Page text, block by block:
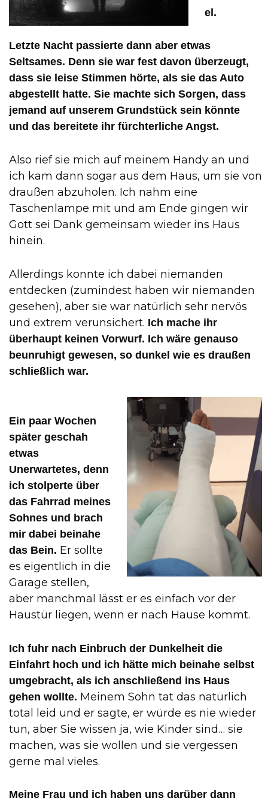
el.
Letzte Nacht passierte dann aber etwas
Seltsames. Denn sie war fest davon überzeugt,
dass sie leise Stimmen hörte, als sie das Auto
abgestellt hatte. Sie machte sich Sorgen, dass
jemand auf unserem Grundstück sein könnte
und das bereitete ihr fürchterliche Angst.
Also rief sie mich auf meinem Handy an und
ich kam dann sogar aus dem Haus, um sie von
draußen abzuholen. Ich nahm eine
Taschenlampe mit und am Ende gingen wir
Gott sei Dank gemeinsam wieder ins Haus
hinein.
Allerdings konnte ich dabei niemanden
entdecken (zumindest haben wir niemanden
gesehen), aber sie war natürlich sehr nervös
und extrem verunsichert. Ich mache ihr
überhaupt keinen Vorwurf. Ich wäre genauso
beunruhigt gewesen, so dunkel wie es draußen
schließlich war.
Ein paar Wochen
später geschah
etwas
Unerwartetes, denn
ich stolperte über
das Fahrrad meines
Sohnes und brach
mir dabei beinahe
das Bein. Er sollte
es eigentlich in die
Garage stellen,
aber manchmal lässt er es einfach vor der
Haustür liegen, wenn er nach Hause kommt.
Ich fuhr nach Einbruch der Dunkelheit die
Einfahrt hoch und ich hätte mich beinahe selbst
umgebracht, als ich anschließend ins Haus
gehen wollte. Meinem Sohn tat das natürlich
total leid und er sagte, er würde es nie wieder
tun, aber Sie wissen ja, wie Kinder sind… sie
machen, was sie wollen und sie vergessen
gerne mal vieles.
Meine Frau und ich haben uns darüber dann